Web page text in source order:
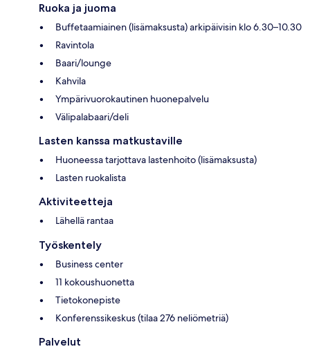
Ruoka ja juoma
Buffetaamiainen (lisämaksusta) arkipäivisin klo 6.30–10.30
Ravintola
Baari/lounge
Kahvila
Ympärivuorokautinen huonepalvelu
Välipalabaari/deli
Lasten kanssa matkustaville
Huoneessa tarjottava lastenhoito (lisämaksusta)
Lasten ruokalista
Aktiviteetteja
Lähellä rantaa
Työskentely
Business center
11 kokoushuonetta
Tietokonepiste
Konferenssikeskus (tilaa 276 neliömetriä)
Palvelut